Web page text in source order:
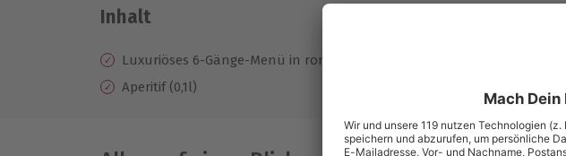
Inhalt
Luxuriöses 6-Gänge-Menü in romantischem Ambiente
Aperitif (0,1l)